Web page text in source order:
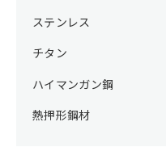
ステンレス
チタン
ハイマンガン鋼
熱押形鋼材